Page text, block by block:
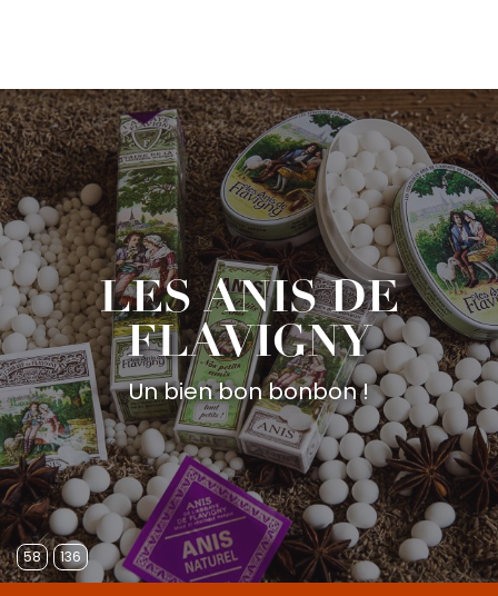
principal
LES ANIS DE
FLAVIGNY
Un bien bon bonbon !
58 136